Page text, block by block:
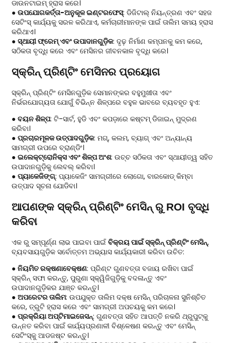
ଡାଉନଟାଇମ୍ ହ୍ରାସ କରେ।
● ଉପଯୋଗକର୍ତ୍ତା-ଅନୁକୂଳ ଇଣ୍ଟରଫେସ୍: ଡିଜିଟାଲ୍ ନିୟନ୍ତ୍ରଣ ଏବଂ ସହଜ
ସେଟିଂସ୍ କାର୍ଯ୍ୟକୁ ସରଳ କରିଥାଏ, କର୍ମଚାରୀମାନଙ୍କ ପାଇଁ ତାଲିମ ସମୟ ହ୍ରାସ
କରିଥାଏ।
● ସ୍ଥାୟୀ ଫ୍ରେମ୍ ଏବଂ ଉପାଦାନଗୁଡ଼ିକ: ଦୃଢ଼ ନିର୍ମାଣ କମ୍ପନକୁ କମ କରେ,
ସଠିକତା ବୃଦ୍ଧି କରେ ଏବଂ ମେସିନର ଜୀବନକାଳ ବୃଦ୍ଧି କରେ।
ସ୍କ୍ରିନ୍ ପ୍ରିଣ୍ଟିଂ ମେସିନର ପ୍ରୟୋଗ
ସ୍କ୍ରିନ୍ ପ୍ରିଣ୍ଟିଂ ମେସିନଗୁଡ଼ିକ ସେମାନଙ୍କର ବହୁମୁଖୀତା ଏବଂ
ନିର୍ଭରଯୋଗ୍ୟତା ଯୋଗୁଁ ବିଭିନ୍ନ ଶିଳ୍ପରେ ବହୁଳ ଭାବରେ ବ୍ୟବହୃତ ହୁଏ:
● ବୟନ ଶିଳ୍ପ: ଟି-ସାର୍ଟ, ହୁଡି ଏବଂ କପଡ଼ାରେ କଷ୍ଟମ୍ ଡିଜାଇନ୍ ମୁଦ୍ରଣ
କରିବା।
● ପ୍ରଚାରମୂଳକ ଉତ୍ପାଦଗୁଡ଼ିକ: ମଗ୍, କଲମ, ବ୍ୟାଗ୍ ଏବଂ ଅନ୍ୟାନ୍ୟ
ସାମଗ୍ରୀ ଉପରେ ବ୍ରାଣ୍ଡିଂ।
● ଇଲେକ୍ଟ୍ରୋନିକ୍ସ ଏବଂ ଶିଳ୍ପ ଅଂଶ: ଉଚ୍ଚ ସଠିକତା ଏବଂ ସ୍ଥାୟୀତ୍ୱ ସହିତ
ଉପାଦାନଗୁଡ଼ିକୁ ଲେବଲ୍ କରିବା।
● ପ୍ୟାକେଜିଙ୍ଗ୍: ପ୍ୟାକେଜିଂ ସାମଗ୍ରୀରେ ଲୋଗୋ, ବାରକୋଡ୍ କିମ୍ବା
ଉତ୍ପାଦ ସୂଚନା ଯୋଡିବା।
ଆପଣଙ୍କ ସ୍କ୍ରିନ୍ ପ୍ରିଣ୍ଟିଂ ମେସିନ୍ ରୁ ROI ବୃଦ୍ଧି
କରିବା
ଏକ ରୁ ସମ୍ପୂର୍ଣ୍ଣ ଲାଭ ପାଇବା ପାଇଁବିକ୍ରୟ ପାଇଁ ସ୍କ୍ରିନ୍ ପ୍ରିଣ୍ଟିଂ ମେସିନ୍,
ବ୍ୟବସାୟଗୁଡ଼ିକ ସର୍ବୋତ୍ତମ ଅଭ୍ୟାସ କାର୍ଯ୍ୟକାରୀ କରିବା ଉଚିତ:
● ନିୟମିତ ରକ୍ଷଣାବେକ୍ଷଣ: ପ୍ରିଣ୍ଟ ଗୁଣବତ୍ତା ବଜାୟ ରଖିବା ପାଇଁ
ସ୍କ୍ରିନ୍ ସଫା କରନ୍ତୁ, ପୁରୁଣା ସ୍କ୍ୱିଜିଗୁଡ଼ିକୁ ବଦଳାନ୍ତୁ ଏବଂ
ଉପାଦାନଗୁଡ଼ିକର ଯାଞ୍ଚ କରନ୍ତୁ।
● ଅପରେଟର ତାଲିମ: ଉପଯୁକ୍ତ ତାଲିମ ଦକ୍ଷ ମେସିନ୍ ପରିଚାଳନା ସୁନିଶ୍ଚିତ
କରେ, ତ୍ରୁଟି ହ୍ରାସ କରେ ଏବଂ ସାମଗ୍ରୀ ଅପଚୟକୁ କମ କରେ।
● ପ୍ରକ୍ରିୟା ଅପ୍ଟିମାଇଜେସନ୍: ଗୁଣବତ୍ତା ସହିତ ଆପତ୍ତି ନକରି ଥ୍ରୁପୁଟ୍‌କୁ
ଉନ୍ନତ କରିବା ପାଇଁ କାର୍ଯ୍ୟପ୍ରଣାଳୀ ବିଶ୍ଳେଷଣ କରନ୍ତୁ ଏବଂ ମେସିନ୍
ସେଟିଂସ୍‌କୁ ଆଡଜଷ୍ଟ କରନ୍ତୁ।